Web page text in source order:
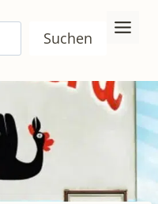
Suchen